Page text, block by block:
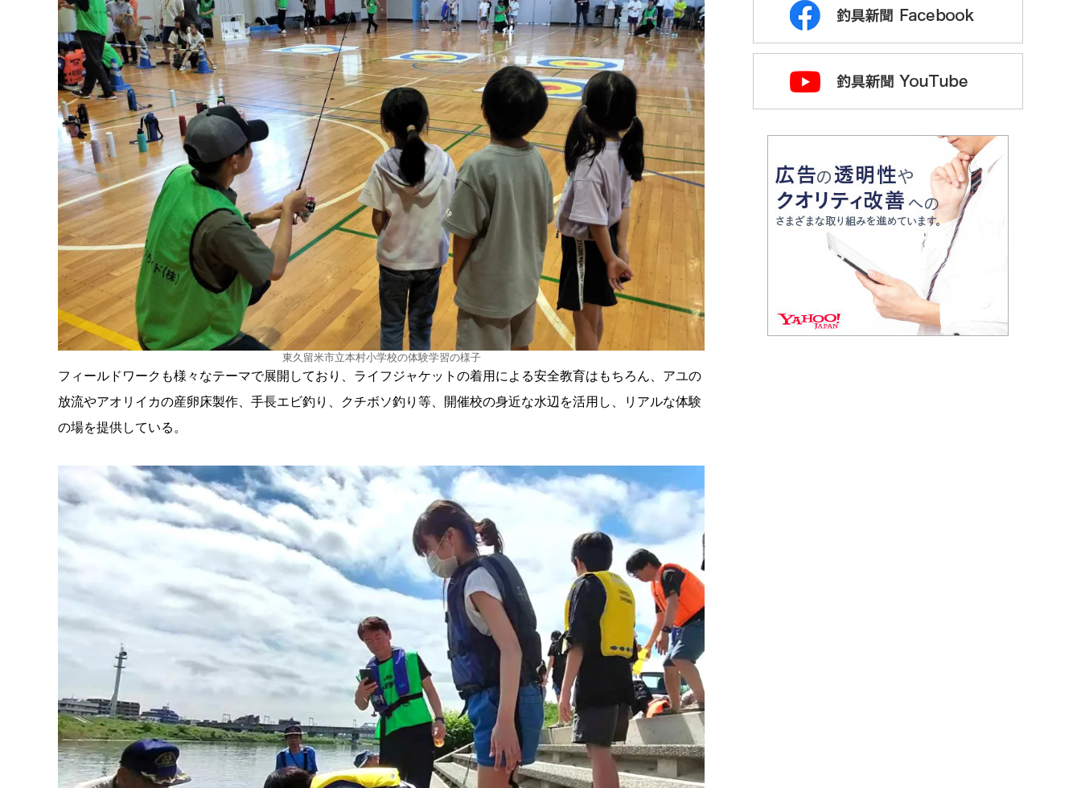
東久留米市立本村小学校の体験学習の様子
フィールドワークも様々なテーマで展開しており、ライフジャケットの着用による安全教育はもちろん、アユの
放流やアオリイカの産卵床製作、手長エビ釣り、クチボソ釣り等、開催校の身近な水辺を活用し、リアルな体験
の場を提供している。